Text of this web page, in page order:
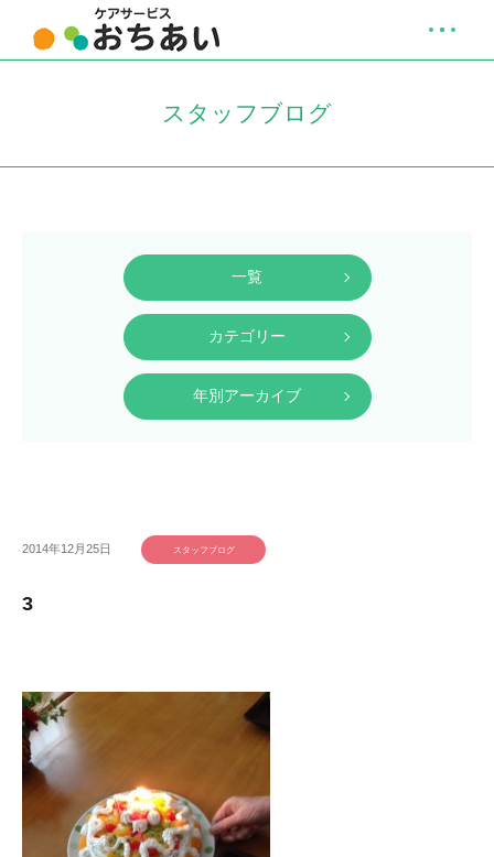
スタッフブログ
一覧
カテゴリー
年別アーカイブ
2014年12月25日 スタッフブログ
3